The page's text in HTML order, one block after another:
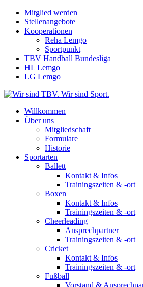
Mitglied werden
Stellenangebote
Kooperationen
Reha Lemgo
Sportpunkt
TBV Handball Bundesliga
HL Lemgo
LG Lemgo
Willkommen
Über uns
Mitgliedschaft
Formulare
Historie
Sportarten
Ballett
Kontakt & Infos
Trainingszeiten & -ort
Boxen
Kontakt & Infos
Trainingszeiten & -ort
Cheerleading
Ansprechpartner
Trainingszeiten & -ort
Cricket
Kontakt & Infos
Trainingszeiten & -ort
Fußball
Vorstand &